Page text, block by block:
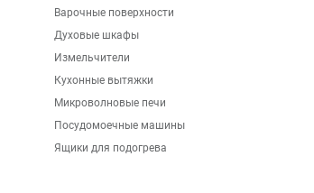
Варочные поверхности
Духовые шкафы
Измельчители
Кухонные вытяжки
Микроволновые печи
Посудомоечные машины
Ящики для подогрева